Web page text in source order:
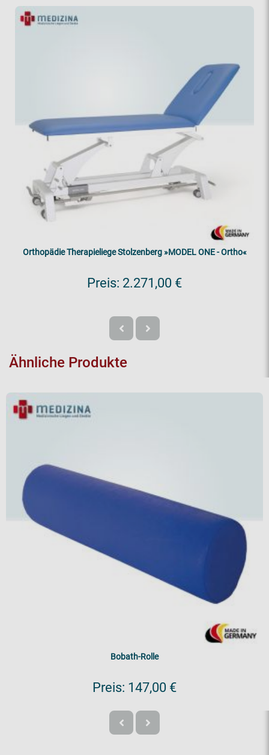
Orthopädie Therapieliege Stolzenberg »MODEL ONE - Ortho«
Preis: 2.271,00 €
Ähnliche Produkte
Bobath-Rolle
Preis: 147,00 €